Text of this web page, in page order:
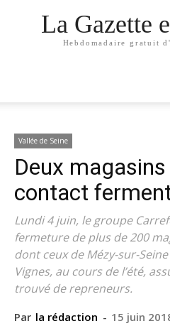
La Gazette
Hebdomadaire gratuit
Vallée de Seine
Deux
contact
Lundi 4 juin, le groupe
fermeture de plus de 200
dont ceux de Mézy-sur-
Vignes, au cours de l’été,
trouvé de repreneurs.
Par la rédaction - 15 juin